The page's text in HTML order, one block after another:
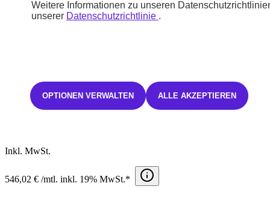
Automatik
STELLANTIS &YOU HAMBURG CITY SÜD
Inkl. MwSt.
546,02 € /mtl. inkl. 19% MwSt.*
Weitere Informationen zu unseren
unserer Datenschutzrichtlinie .
OPTIONEN VERWALTEN ALLE AKZEPTIEREN